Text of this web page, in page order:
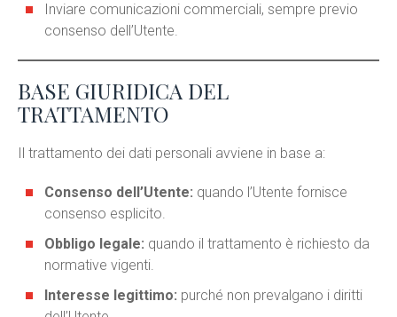
Inviare comunicazioni commerciali, sempre previo
consenso dell’Utente.
BASE GIURIDICA DEL
TRATTAMENTO
Il trattamento dei dati personali avviene in base a:
Consenso dell’Utente: quando l’Utente fornisce
consenso esplicito.
Obbligo legale: quando il trattamento è richiesto da
normative vigenti.
Interesse legittimo: purché non prevalgano i diritti